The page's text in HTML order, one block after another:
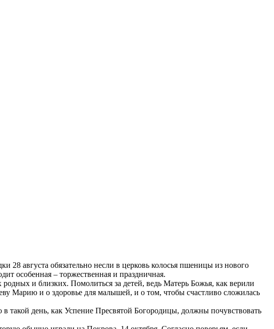
августа обязательно несли в церковь колосья пшеницы из нового
особенная – торжественная и праздничная.
и близких. Помолиться за детей, ведь Матерь Божья, как верили
Марию и о здоровье для малышей, и о том, чтобы счастливо сложилась
такой день, как Успение Пресвятой Богородицы, должны почувствовать